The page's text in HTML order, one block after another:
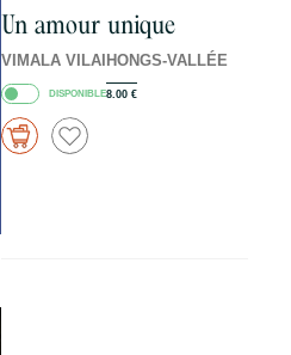
Un amour unique
VIMALA VILAIHONGS-VALLÉE
DISPONIBLE8.00 €